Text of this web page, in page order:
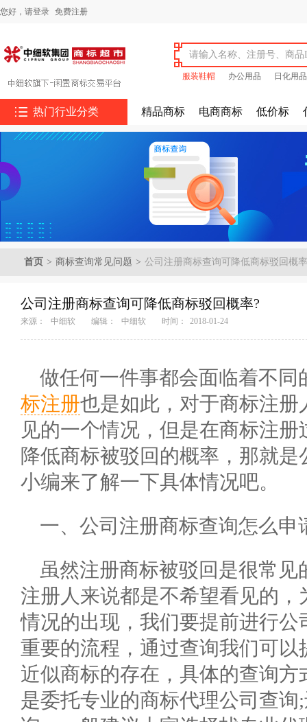
您好， 请登录 免费注册
服装鞋帽 办公用品 日化用品
 热门行业分类 精品商标 电商商标 低价标
首页 > 商标查询常见问题 > 公司注册商标查询可降低商标驳回概
公司注册商标查询可降低商标驳回概率?
来源： 中细软 编辑： 中细软 时间： 2018-01-24
做任何一件事都会面临着不
标注册也是如此，对于商标注
见的一个情况，但是在商标注
降低商标被驳回的概率，那就
小编来了解一下具体情况吧。
一、公司注册商标查询怎么申
虽然注册商标被驳回是很常
注册人来说都是不希望看见的
情况的出现，我们要提前进行
重要的流程，通过查询我们可
近似商标的存在，具体的查询
是委托专业的商标代理公司查